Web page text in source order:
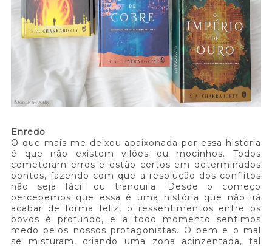
Enredo
O que mais me deixou apaixonada por essa história
é que não existem vilões ou mocinhos. Todos
cometeram erros e estão certos em determinados
pontos, fazendo com que a resolução dos conflitos
não seja fácil ou tranquila. Desde o começo
percebemos que essa é uma história que não irá
acabar de forma feliz, o ressentimentos entre os
povos é profundo, e a todo momento sentimos
medo pelos nossos protagonistas. O bem e o mal
se misturam, criando uma zona acinzentada, tal